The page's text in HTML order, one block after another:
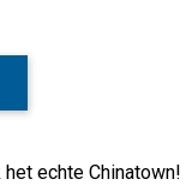
echte